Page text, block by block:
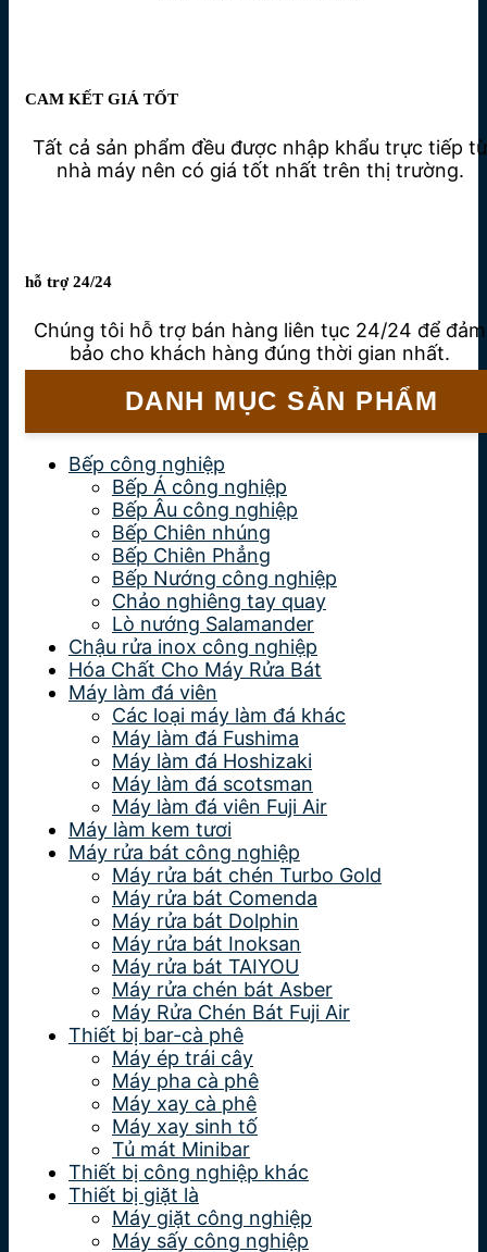
CAM KẾT GIÁ TỐT
Tất cả sản phẩm đều được nhập khẩu trực tiếp từ
nhà máy nên có giá tốt nhất trên thị trường.
hỗ trợ 24/24
Chúng tôi hỗ trợ bán hàng liên tục 24/24 để đảm
bảo cho khách hàng đúng thời gian nhất.
DANH MỤC SẢN PHẨM
Bếp công nghiệp
Bếp Á công nghiệp
Bếp Âu công nghiệp
Bếp Chiên nhúng
Bếp Chiên Phẳng
Bếp Nướng công nghiệp
Chảo nghiêng tay quay
Lò nướng Salamander
Chậu rửa inox công nghiệp
Hóa Chất Cho Máy Rửa Bát
Máy làm đá viên
Các loại máy làm đá khác
Máy làm đá Fushima
Máy làm đá Hoshizaki
Máy làm đá scotsman
Máy làm đá viên Fuji Air
Máy làm kem tươi
Máy rửa bát công nghiệp
Máy rửa bát chén Turbo Gold
Máy rửa bát Comenda
Máy rửa bát Dolphin
Máy rửa bát Inoksan
Máy rửa bát TAIYOU
Máy rửa chén bát Asber
Máy Rửa Chén Bát Fuji Air
Thiết bị bar-cà phê
Máy ép trái cây
Máy pha cà phê
Máy xay cà phê
Máy xay sinh tố
Tủ mát Minibar
Thiết bị công nghiệp khác
Thiết bị giặt là
Máy giặt công nghiệp
Máy sấy công nghiệp